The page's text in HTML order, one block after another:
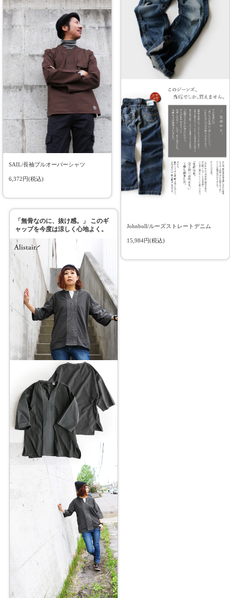
Johnbull/ルーズストレートデニム
15,984円(税込)
SAIL/長袖プルオーバーシャツ
6,372円(税込)
「無骨なのに、抜け感。」 このギ
ャップを今度は涼しく心地よく。